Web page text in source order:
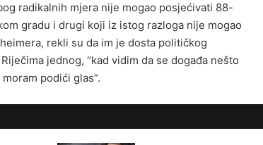
radikalnih mjera nije mogao posjećivati 88-
gradu i drugi koji iz istog razloga nije mogao
rekli su da im je dosta političkog
jednog, “kad vidim da se događa nešto
podići glas”.